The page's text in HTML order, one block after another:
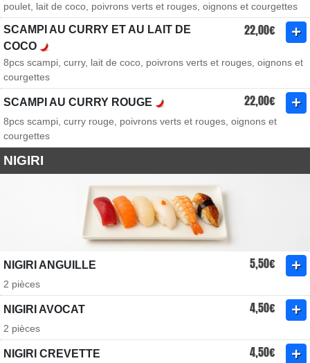
poulet, lait de coco, poivrons verts et rouges, oignons et courgettes
SCAMPI AU CURRY ET AU LAIT DE
COCO
22,00€
8pcs scampi, curry, lait de coco, poivrons verts et rouges, oignons et
courgettes
SCAMPI AU CURRY ROUGE 22,00€
8pcs scampi, curry rouge, poivrons verts et rouges, oignons et
courgettes
NIGIRI
NIGIRI ANGUILLE 5,50€
2 pièces
NIGIRI AVOCAT 4,50€
2 pièces
NIGIRI CREVETTE 4,50€